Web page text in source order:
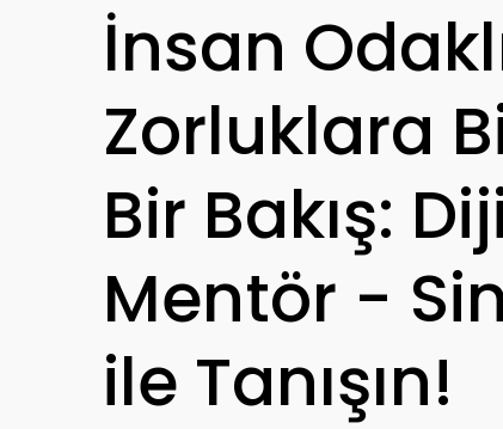
İnsan
Zorluklara
Bir Bakış:
Mentör -
ile Tanışın!